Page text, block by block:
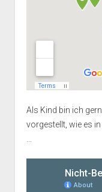
Als Kind bin ich
vorgestellt, wie es